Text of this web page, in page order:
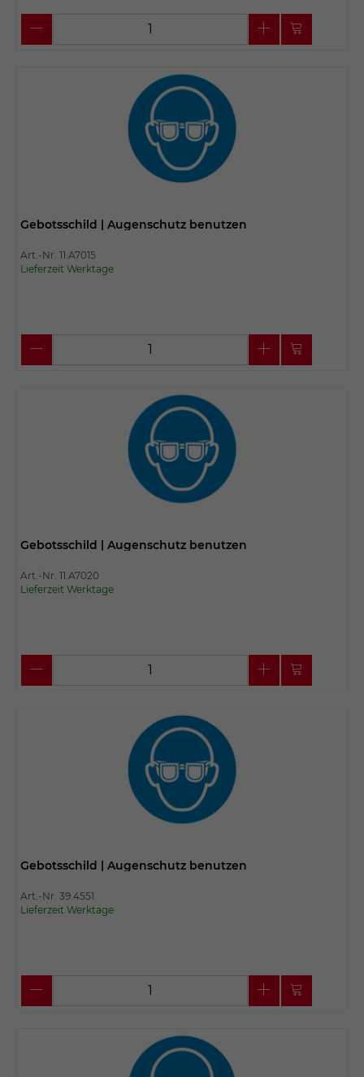
Gebotsschild | Augenschutz benutzen
Art.-Nr. 11.A7015
Lieferzeit Werktage
Gebotsschild | Augenschutz benutzen
Art.-Nr. 11.A7020
Lieferzeit Werktage
Gebotsschild | Augenschutz benutzen
Art.-Nr. 39.4551
Lieferzeit Werktage